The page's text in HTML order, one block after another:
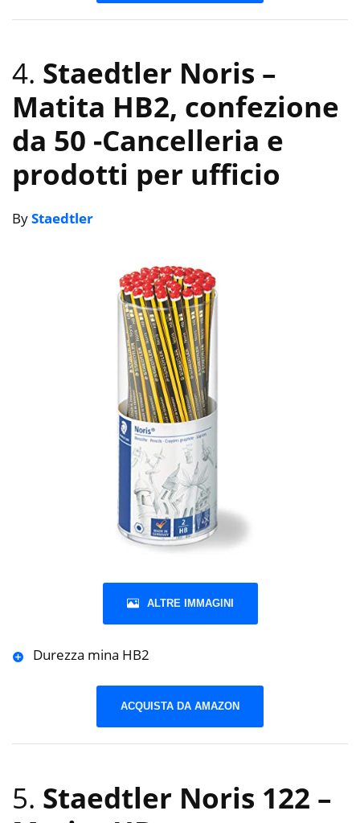
4. Staedtler Noris –
Matita HB2, confezione
da 50 -Cancelleria e
prodotti per ufficio
ByStaedtler
ALTRE IMMAGINI
Durezza mina HB2
ACQUISTA DA AMAZON
5. Staedtler Noris 122 –